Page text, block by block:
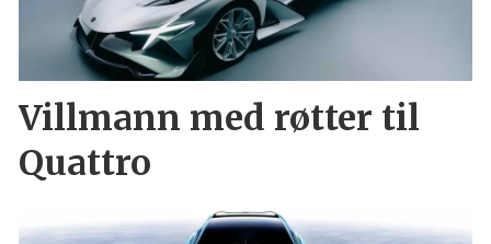
Villmann med røtter til
Quattro